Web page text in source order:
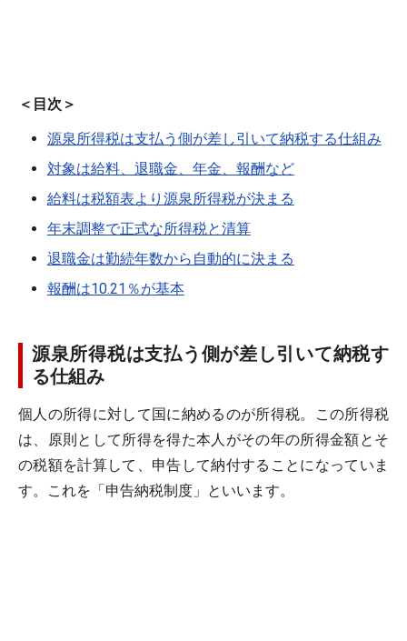
＜目次＞
源泉所得税は支払う側が差し引いて納税する仕組み
対象は給料、退職金、年金、報酬など
給料は税額表より源泉所得税が決まる
年末調整で正式な所得税と清算
退職金は勤続年数から自動的に決まる
報酬は10.21％が基本
源泉所得税は支払う側が差し引いて納税す
る仕組み
個人の所得に対して国に納めるのが所得税。この所得税
は、原則として所得を得た本人がその年の所得金額とそ
の税額を計算して、申告して納付することになっていま
す。これを「申告納税制度」といいます。